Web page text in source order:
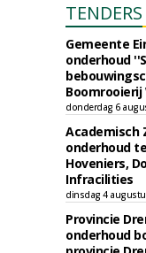
TENDERS
Gemeente
onderhoud
donderdag 6
Academisch
onderhoud
Hoveniers,
Infracilities
dinsdag 4
Provincie
onderhoud